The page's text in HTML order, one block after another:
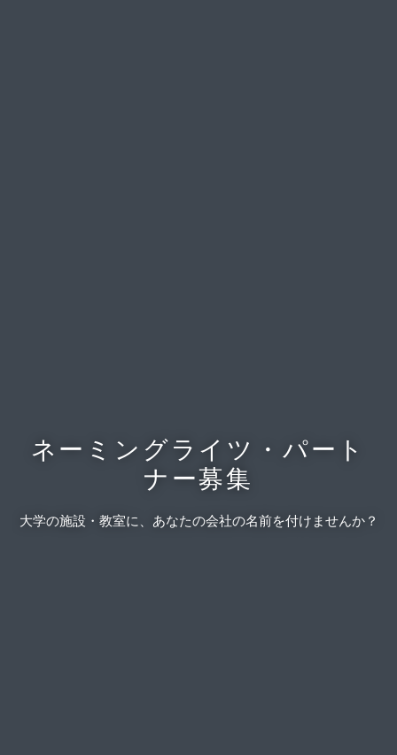
ネーミングライツ・パート
ナー募集
大学の施設・教室に、あなたの会社の名前を付けませんか？